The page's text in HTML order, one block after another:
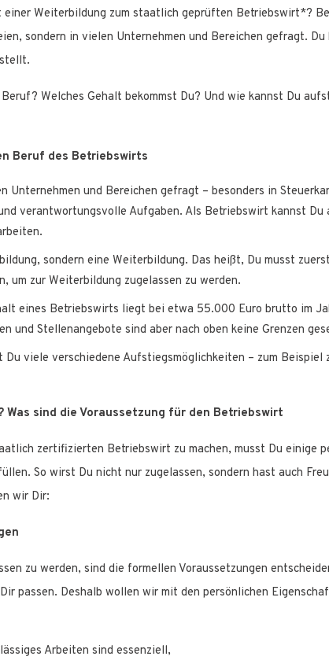
einer Weiterbildung zum staatlich geprüften Betriebswirt*?
sondern in vielen Unternehmen und Bereichen gefragt. Du
Welches Gehalt bekommst Du? Und wie kannst Du
Beruf des Betriebswirts
Unternehmen und Bereichen gefragt – besonders in
verantwortungsvolle Aufgaben. Als Betriebswirt kannst Du
sondern eine Weiterbildung. Das heißt, Du musst
um zur Weiterbildung zugelassen zu werden.
eines Betriebswirts liegt bei etwa 55.000 Euro brutto im
und Stellenangebote sind aber nach oben keine Grenzen
viele verschiedene Aufstiegsmöglichkeiten – zum Beispiel
Was sind die Voraussetzung für den Betriebswirt
zertifizierten Betriebswirt zu machen, musst Du einige
So wirst Du nicht nur zugelassen, sondern hast auch
wir Dir:
zu werden, sind die formellen Voraussetzungen
passen. Deshalb wollen wir mit den persönlichen
Arbeiten sind essenziell,